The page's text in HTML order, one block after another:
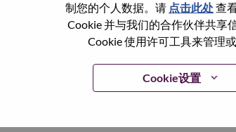
制您的个人数据。请 点击此处查
Cookie 并与我们的合作伙伴共享
Cookie 使用许可工具来管理
Cookie设置
官方网站 https://www.lenovo.com，并关注
注“联想招聘”公众号，获取联想最新动态。
和要求: